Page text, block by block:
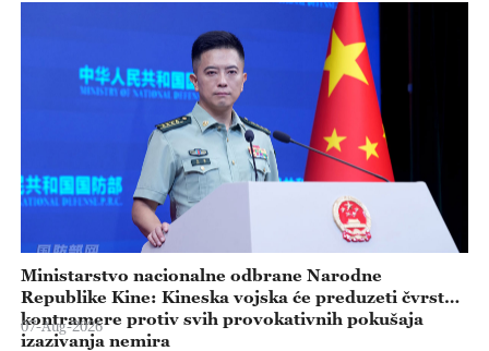
Ministarstvo nacionalne odbrane Narodne
Republike Kine: Kineska vojska će preduzeti čvrste
kontramere protiv svih provokativnih pokušaja
izazivanja nemira
07-Aug-2026